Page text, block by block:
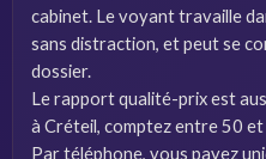
cabinet. Le voyant travaille
sans distraction, et peut se
dossier.
Le rapport qualité-prix est
à Créteil, comptez entre 50
Par téléphone, vous payez